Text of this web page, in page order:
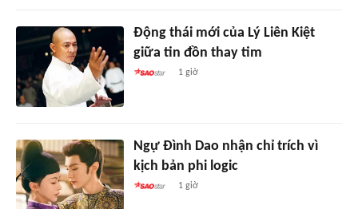
Động thái mới của Lý Liên Kiệt
giữa tin đồn thay tim
1 giờ
Ngự Đình Dao nhận chỉ trích vì
kịch bản phi logic
1 giờ